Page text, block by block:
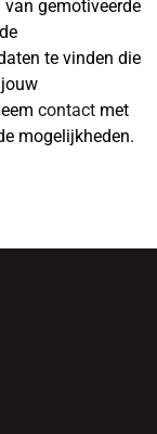
gemotiveerde
te vinden die
contact met
mogelijkheden.